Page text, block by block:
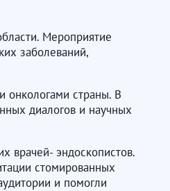
Мероприятие
заболеваний,
онкологами страны. В
диалогов и научных
врачей- эндоскопистов.
стомированных
и помогли